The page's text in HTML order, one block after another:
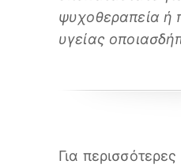
ψυχοθεραπεία ή
υγείας
Για